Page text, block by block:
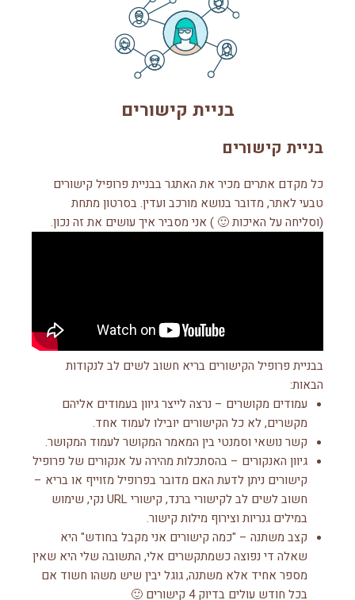
בניית קישורים
בניית קישורים
כל מקדם אתרים מכיר את האתגר בבניית פרופיל קישורים
טבעי לאתר, מדובר בנושא מורכב ועדין. בסרטון מתחת
(וסליחה על האיכות 🙂 ) אני מסביר איך עושים את זה נכון.
בבניית פרופיל הקישורים בריא חשוב לשים לב לנקודות
הבאות:
עמודים מקושרים – נרצה לייצר גיוון בעמודים אליהם
מקשרים, לא כל הקישורים יובילו לעמוד אחד.
קשר נושאי וסמנטי בין המאמר המקושר לעמוד המקושר.
גיוון האנקורים – בהסתכלות מהירה על אנקורים של פרופיל
קישורים ניתן לדעת האם מדובר בפרופיל מזוייף או בריא –
חשוב לשים לב לקישורי ברנד, קישורי URL נקי, שימוש
במילים גנריות וצירוף מילות קישור.
קצב משתנה – "כמה קישורים אני מקבל בחודש" היא
שאלה די נפוצה כשמתקשרים אלי, התשובה שלי היא שאין
מספר אחיד אלא משתנה, גוגל יבין שיש משהו חשוד אם
בכל חודש עולים בדיוק 4 קישורים 🙂